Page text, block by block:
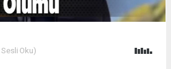
Oku)